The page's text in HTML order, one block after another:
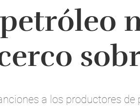
a los productores